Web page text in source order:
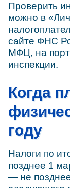
Проверить
можно в
сайте ФНС
МФЦ, на
инспекции.
Когда
году
Налоги по
позднее 1
— не